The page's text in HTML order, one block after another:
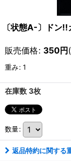
〔状態A-〕ドン
販売価格: 350円
重み: 1
在庫数 3枚
数量:
返品特約に関する